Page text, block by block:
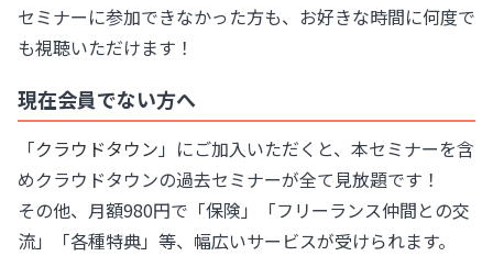
セミナーに参加できなかった方も、お好きな時間に何度で
も視聴いただけます！
現在会員でない方へ
「クラウドタウン 」にご加入いただくと、本セミナーを含
めクラウドタウンの過去セミナーが全て見放題です！
その他、月額980円で「保険」「フリーランス仲間との交
流」「各種特典」等、幅広いサービスが受けられます。